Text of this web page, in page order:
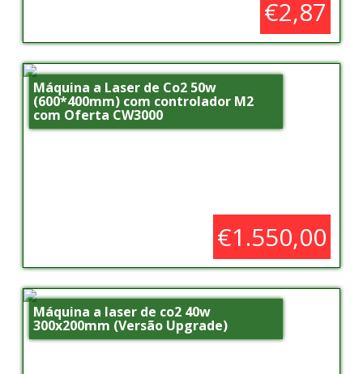
€2,87
Máquina a Laser de Co2 50w
(600*400mm) com controlador M2
com Oferta CW3000
€1.550,00
Máquina a laser de co2 40w
300x200mm (Versão Upgrade)